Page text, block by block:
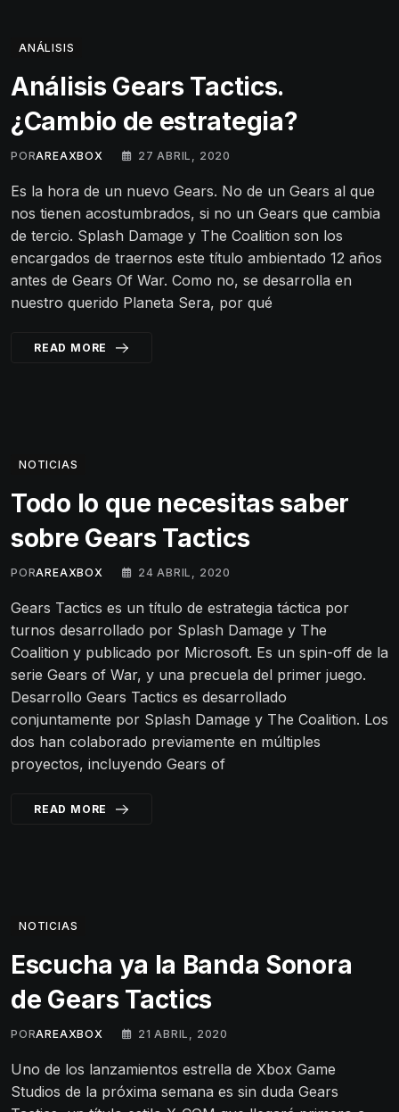
ANÁLISIS
Análisis Gears Tactics.
¿Cambio de estrategia?
PORAREAXBOX 27 ABRIL, 2020
Es la hora de un nuevo Gears. No de un Gears al que
nos tienen acostumbrados, si no un Gears que cambia
de tercio. Splash Damage y The Coalition son los
encargados de traernos este título ambientado 12 años
antes de Gears Of War. Como no, se desarrolla en
nuestro querido Planeta Sera, por qué
READ MORE
NOTICIAS
Todo lo que necesitas saber
sobre Gears Tactics
PORAREAXBOX 24 ABRIL, 2020
Gears Tactics es un título de estrategia táctica por
turnos desarrollado por Splash Damage y The
Coalition y publicado por Microsoft. Es un spin-off de la
serie Gears of War, y una precuela del primer juego.
Desarrollo Gears Tactics es desarrollado
conjuntamente por Splash Damage y The Coalition. Los
dos han colaborado previamente en múltiples
proyectos, incluyendo Gears of
READ MORE
NOTICIAS
Escucha ya la Banda Sonora
de Gears Tactics
PORAREAXBOX 21 ABRIL, 2020
Uno de los lanzamientos estrella de Xbox Game
Studios de la próxima semana es sin duda Gears